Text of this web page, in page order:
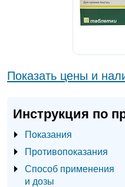
Показать цены и
Инструкция по
Показания
Противопоказания
Способ применения
и дозы